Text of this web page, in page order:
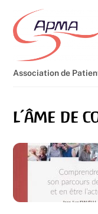
content
Association de
l’âme de